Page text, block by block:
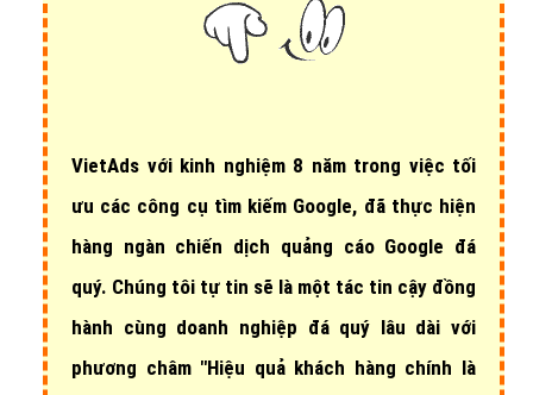
VietAds với kinh nghiệm 8 nămtrong việc tối
ưu các công cụ tìm kiếm Google, đã thực hiện
hàng ngàn chiến dịch quảng cáo Google đá
quý. Chúng tôi tự tin sẽ là một tác tin cậy đồng
hành cùng doanh nghiệp đá quý lâu dài với
phương châm "Hiệu quả khách hàng chính là